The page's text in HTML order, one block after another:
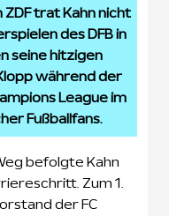
ZDF trat Kahn nicht
des DFB in
seine hitzigen
während der
League im
Fußballfans.
befolgte Kahn
Zum 1.
der FC